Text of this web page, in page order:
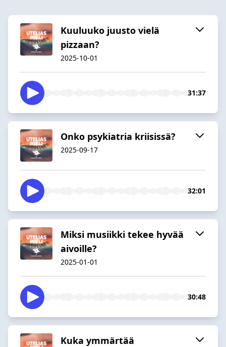
Kuuluuko juusto vielä
pizzaan?
2025-10-01
31:37
Onko psykiatria kriisissä?
2025-09-17
32:01
Miksi musiikki tekee hyvää
aivoille?
2025-01-01
30:48
Kuka ymmärtää